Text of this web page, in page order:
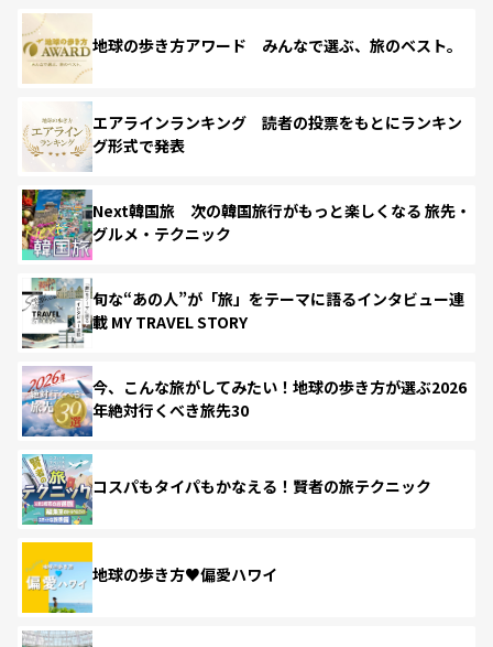
地球の歩き方アワード みんなで選ぶ、旅のベスト。
エアラインランキング 読者の投票をもとにランキン
グ形式で発表
Next韓国旅 次の韓国旅行がもっと楽しくなる 旅先・
グルメ・テクニック
旬な“あの人”が「旅」をテーマに語るインタビュー連
載 MY TRAVEL STORY
今、こんな旅がしてみたい！地球の歩き方が選ぶ2026
年絶対行くべき旅先30
コスパもタイパもかなえる！賢者の旅テクニック
地球の歩き方♥偏愛ハワイ